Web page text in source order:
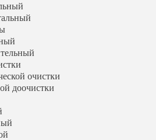
септика
скважина
скважина
скважина
скважины
очистки
доочистки